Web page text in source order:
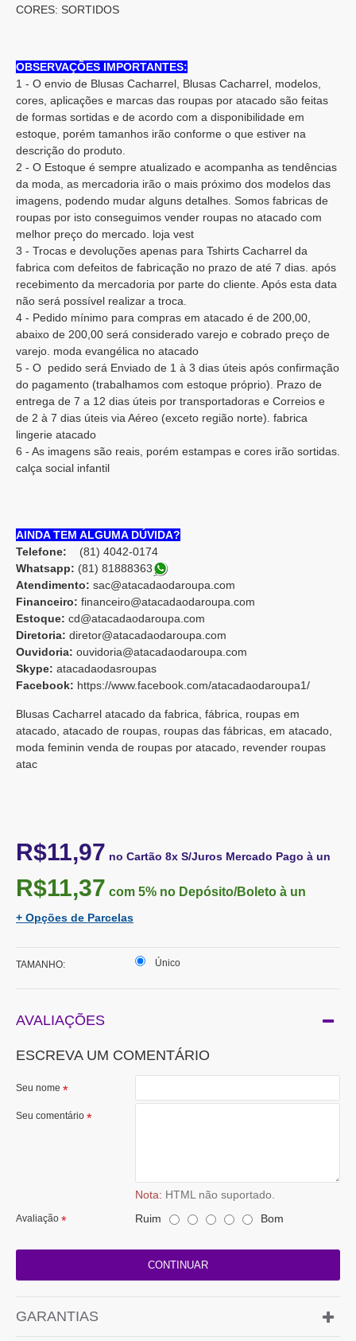
CORES: SORTIDOS
OBSERVAÇÕES IMPORTANTES:
1 - O envio de Blusas Cacharrel, Blusas Cacharrel, modelos,
cores, aplicações e marcas das roupas por atacado são feitas
de formas sortidas e de acordo com a disponibilidade em
estoque, porém tamanhos irão conforme o que estiver na
descrição do produto.
2 - O Estoque é sempre atualizado e acompanha as tendências
da moda, as mercadoria irão o mais próximo dos modelos das
imagens, podendo mudar alguns detalhes. Somos fabricas de
roupas por isto conseguimos vender roupas no atacado com
melhor preço do mercado. loja vest
3 - Trocas e devoluções apenas para Tshirts Cacharrel da
fabrica com defeitos de fabricação no prazo de até 7 dias. após
recebimento da mercadoria por parte do cliente. Após esta data
não será possível realizar a troca.
4 - Pedido mínimo para compras em atacado é de 200,00,
abaixo de 200,00 será considerado varejo e cobrado preço de
varejo. moda evangélica no atacado
5 - O pedido será Enviado de 1 à 3 dias úteis após confirmação
do pagamento (trabalhamos com estoque próprio). Prazo de
entrega de 7 a 12 dias úteis por transportadoras e Correios e
de 2 à 7 dias úteis via Aéreo (exceto região norte). fabrica
lingerie atacado
6 - As imagens são reais, porém estampas e cores irão sortidas.
calça social infantil
AINDA TEM ALGUMA DÚVIDA?
Telefone: (81) 4042-0174
Whatsapp: (81) 81888363
Atendimento: sac@atacadaodaroupa.com
Financeiro: financeiro@atacadaodaroupa.com
Estoque: cd@atacadaodaroupa.com
Diretoria: diretor@atacadaodaroupa.com
Ouvidoria: ouvidoria@atacadaodaroupa.com
Skype: atacadaodasroupas
Facebook: https://www.facebook.com/atacadaodaroupa1/
Blusas Cacharrel atacado da fabrica, fábrica, roupas em
atacado, atacado de roupas, roupas das fábricas, em atacado,
moda feminin venda de roupas por atacado, revender roupas
atac
R$11,97 no Cartão 8x S/Juros Mercado Pago à un
R$11,37 com 5% no Depósito/Boleto à un
+ Opções de Parcelas
TAMANHO: Único
AVALIAÇÕES
ESCREVA UM COMENTÁRIO
Seu nome
Seu comentário
Nota: HTML não suportado.
Avaliação Ruim Bom
CONTINUAR
GARANTIAS